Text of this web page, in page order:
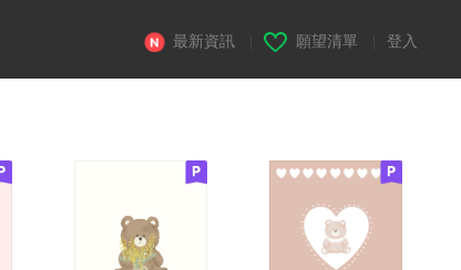
最新資訊 願望清單 登入